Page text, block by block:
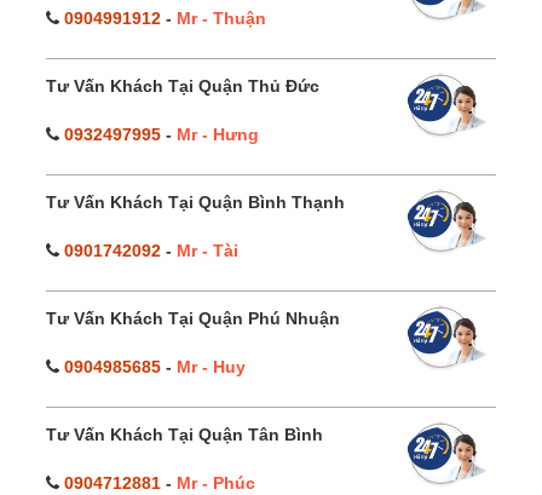
0904991912 - Mr - Thuận
Tư Vấn Khách Tại Quận Thủ Đức
0932497995 - Mr - Hưng
Tư Vấn Khách Tại Quận Bình Thạnh
0901742092 - Mr - Tài
Tư Vấn Khách Tại Quận Phú Nhuận
0904985685 - Mr - Huy
Tư Vấn Khách Tại Quận Tân Bình
0904712881 - Mr - Phúc